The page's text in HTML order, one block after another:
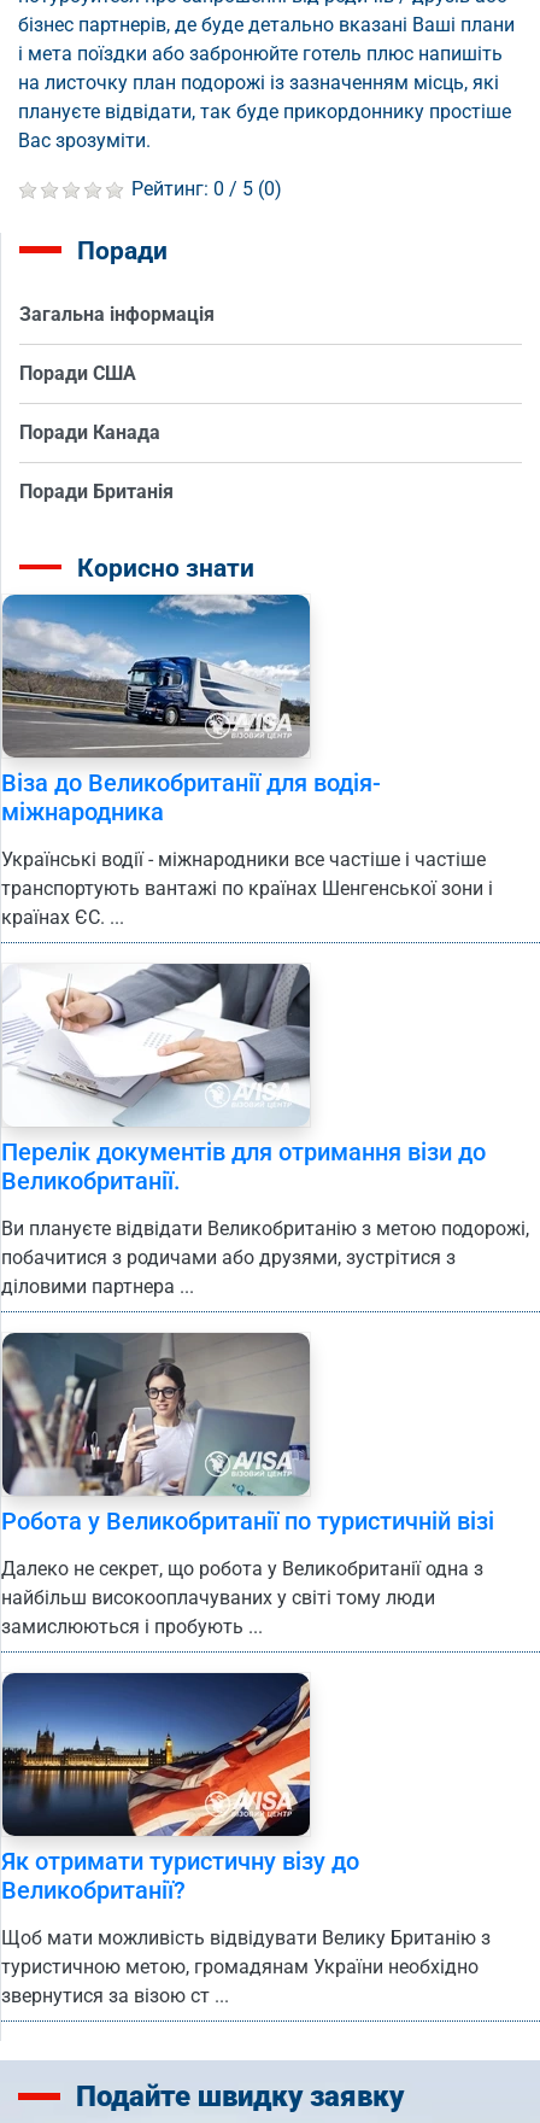
бізнес партнерів, де буде детально вказані Ваші плани
і мета поїздки або забронюйте готель плюс напишіть
на листочку план подорожі із зазначенням місць, які
плануєте відвідати, так буде прикордоннику простіше
Вас зрозуміти.
Рейтинг: 0 / 5 (0)
Поради
Загальна інформація
Поради США
Поради Канада
Поради Британія
Корисно знати
Віза до Великобританії для водія-
міжнародника
Українські водії - міжнародники все частіше і частіше
транспортують вантажі по країнах Шенгенської зони і
країнах ЄС. ...
Перелік документів для отримання візи до
Великобританії.
Ви плануєте відвідати Великобританію з метою подорожі,
побачитися з родичами або друзями, зустрітися з
діловими партнера ...
Робота у Великобританії по туристичній візі
Далеко не секрет, що робота у Великобританії одна з
найбільш високооплачуваних у світі тому люди
замислюються і пробують ...
Як отримати туристичну візу до
Великобританії?
Щоб мати можливість відвідувати Велику Британію з
туристичною метою, громадянам України необхідно
звернутися за візою ст ...
Подайте швидку заявку